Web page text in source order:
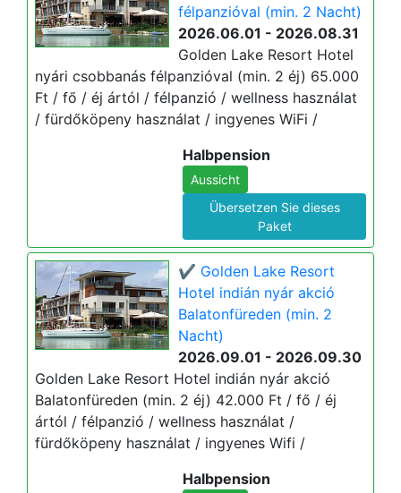
félpanzióval (min. 2 Nacht)
2026.06.01 - 2026.08.31
Golden Lake Resort Hotel
nyári csobbanás félpanzióval (min. 2 éj) 65.000
Ft / fő / éj ártól / félpanzió / wellness használat
/ fürdőköpeny használat / ingyenes WiFi /
Halbpension
Aussicht
Übersetzen Sie dieses
Paket
✔️ Golden Lake Resort
Hotel indián nyár akció
Balatonfüreden (min. 2
Nacht)
2026.09.01 - 2026.09.30
Golden Lake Resort Hotel indián nyár akció
Balatonfüreden (min. 2 éj) 42.000 Ft / fő / éj
ártól / félpanzió / wellness használat /
fürdőköpeny használat / ingyenes Wifi /
Halbpension